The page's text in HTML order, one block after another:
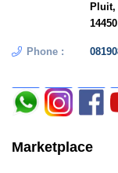
Pluit,
14450
Phone :
Marketplace